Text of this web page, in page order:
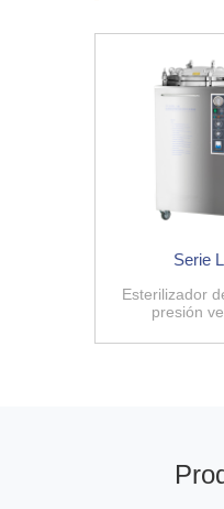
Serie
Esterilizador
presión